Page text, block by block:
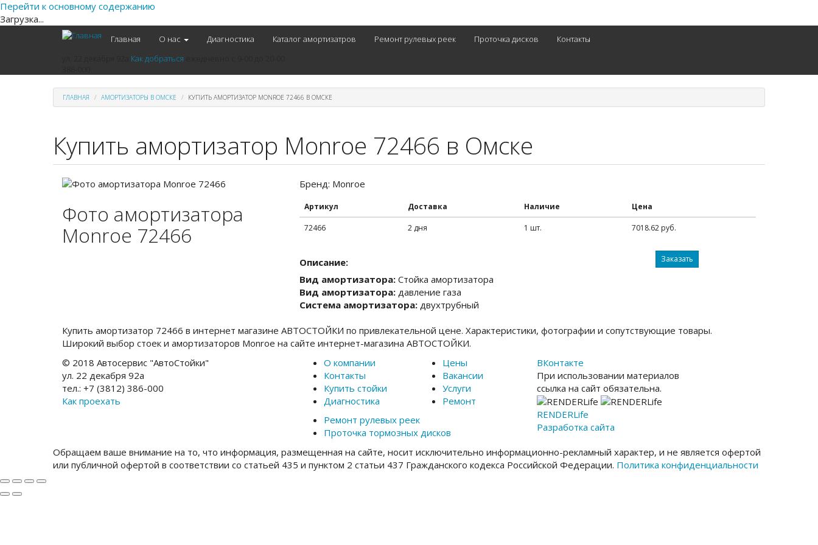
Перейти к основному содержанию
Загрузка...
Главная О нас Диагностика Каталог амортизатров Ремонт рулевых реек Проточка дисков
Контакты
Как добраться
ГЛАВНАЯ АМОРТИЗАТОРЫ В ОМСКЕ КУПИТЬ АМОРТИЗАТОР MONROE 72466 В ОМСКЕ
Купить амортизатор Monroe 72466 в Омске
Фото амортизатора
Monroe 72466
Бренд: Monroe
Артикул Доставка Наличие Цена
72466 2 дня 1 шт. 7018.62 руб.
Описание:
Вид амортизатора: Стойка амортизатора
Вид амортизатора: давление газа
Система амортизатора: двухтрубный
Заказать
Купить амортизатор 72466 в интернет магазине АВТОСТОЙКИ по привлекательной цене. Характеристики, фотографии и сопутствующие товары.
Широкий выбор стоек и амортизаторов Monroe на сайте интернет-магазина АВТОСТОЙКИ.
© 2018 Автосервис "АвтоСтойки"
ул. 22 декабря 92а
тел.: +7 (3812) 386-000
Как проехать
О компании
Контакты
Купить стойки
Диагностика
Цены
Вакансии
Услуги
Ремонт
Ремонт рулевых реек
Проточка тормозных дисков
ВКонтакте
При использовании материалов
ссылка на сайт обязательна.
RENDERLife
Разработка сайта
Обращаем ваше внимание на то, что информация, размещенная на сайте, носит исключительно информационно-рекламный характер, и не является офертой
или публичной офертой в соответствии со статьей 435 и пунктом 2 статьи 437 Гражданского кодекса Российской Федерации. Политика конфиденциальности